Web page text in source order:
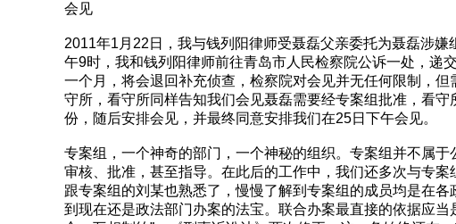
会见
2011年1月22日，我与钱列阳律师受聂磊父亲委托为聂磊涉
午9时，我和钱列阳律师前往青岛市人民检察院公诉一处，递
一个月，将会退回补充侦查，检察院对会见并无任何限制，
守所，看守所同样告知我们会见聂磊需要经专案组批准，看
份，随后安排会见，并最终同意安排我们在25日下午会见。
专案组，一个神奇的部门，一个神秘的组织。专案组并不属
审核、批准，甚至指导。在此后的工作中，我们还多次与专
跟专案组的刘某也熟悉了，慢慢了解到专案组的成员均是在
到现在还是政法部门办案的法宝。联合办案最直接的依据应